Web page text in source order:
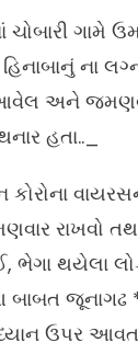
ચોબારી ગામે
હિનાબાનું ના
આવેલ અને
હતા.._
કોરોના
રાખવો
ભેગા થયેલા
જૂનાગઢ
ઉપર